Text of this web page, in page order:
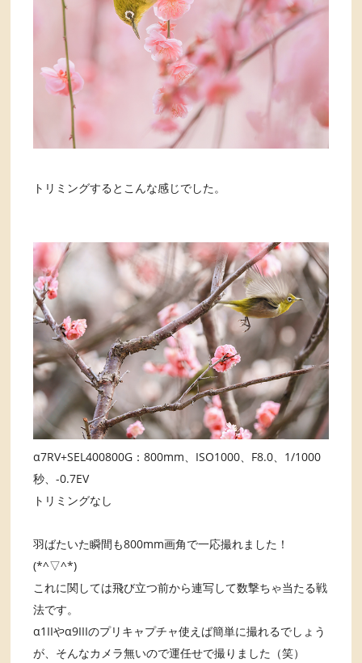
トリミングするとこんな感じでした。
α7RV+SEL400800G：800mm、ISO1000、F8.0、1/1000
秒、-0.7EV
トリミングなし
羽ばたいた瞬間も800mm画角で一応撮れました！
(*^▽^*)
これに関しては飛び立つ前から連写して数撃ちゃ当たる戦
法です。
α1IIやα9IIIのプリキャプチャ使えば簡単に撮れるでしょう
が、そんなカメラ無いので運任せで撮りました（笑）